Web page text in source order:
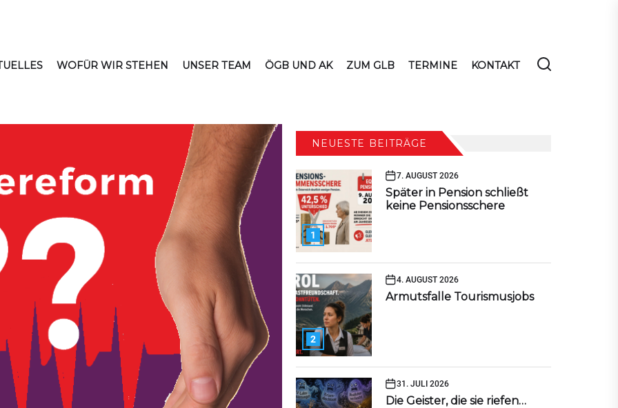
Linke
WOFÜR WIR STEHEN UNSER TEAM ÖGB UND AK ZUM GLB TERMINE KONTAKT
NEUESTE BEITRÄGE
1
7. AUGUST 2026
Später in Pension schließt
keine Pensionsschere
2
4. AUGUST 2026
Armutsfalle Tourismusjobs
31. JULI 2026
Die Geister, die sie riefen…